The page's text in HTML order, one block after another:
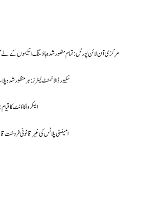
1. مرکزی آن لائن پورٹل: تمام منظور شدہ ہاؤسنگ اسکیموں
2. سکیورڈ الاٹمنٹ لیٹرز: ہر منظور شدہ
3. ایسکرو اکاؤنٹ
4. امینٹی پلاٹس کی غیر قانونی